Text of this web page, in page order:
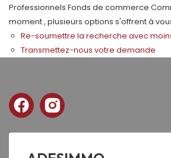
Professionnels Fonds de commerce
moment , plusieurs options s'offrent à
Re-soumettre la recherche avec
Transmettez-nous votre demande